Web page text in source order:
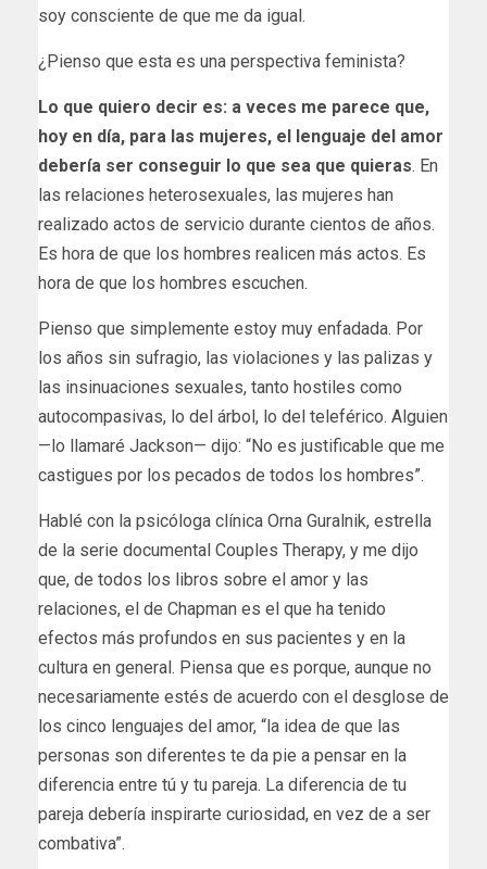
soy consciente de que me da igual.
¿Pienso que esta es una perspectiva feminista?
Lo que quiero decir es: a veces me parece que,
hoy en día, para las mujeres, el lenguaje del amor
debería ser conseguir lo que sea que quieras. En
las relaciones heterosexuales, las mujeres han
realizado actos de servicio durante cientos de años.
Es hora de que los hombres realicen más actos. Es
hora de que los hombres escuchen.
Pienso que simplemente estoy muy enfadada. Por
los años sin sufragio, las violaciones y las palizas y
las insinuaciones sexuales, tanto hostiles como
autocompasivas, lo del árbol, lo del teleférico. Alguien
—lo llamaré Jackson— dijo: “No es justificable que me
castigues por los pecados de todos los hombres”.
Hablé con la psicóloga clínica Orna Guralnik, estrella
de la serie documental Couples Therapy, y me dijo
que, de todos los libros sobre el amor y las
relaciones, el de Chapman es el que ha tenido
efectos más profundos en sus pacientes y en la
cultura en general. Piensa que es porque, aunque no
necesariamente estés de acuerdo con el desglose de
los cinco lenguajes del amor, “la idea de que las
personas son diferentes te da pie a pensar en la
diferencia entre tú y tu pareja. La diferencia de tu
pareja debería inspirarte curiosidad, en vez de a ser
combativa”.